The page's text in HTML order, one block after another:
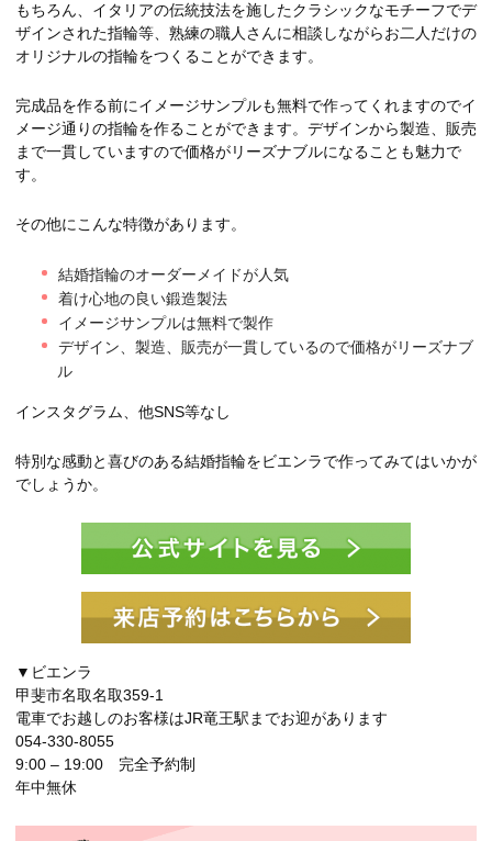
もちろん、イタリアの伝統技法を施したクラシックなモチーフでデ
ザインされた指輪等、熟練の職人さんに相談しながらお二人だけの
オリジナルの指輪をつくることができます。
完成品を作る前にイメージサンプルも無料で作ってくれますのでイ
メージ通りの指輪を作ることができます。デザインから製造、販売
まで一貫していますので価格がリーズナブルになることも魅力で
す。
その他にこんな特徴があります。
結婚指輪のオーダーメイドが人気
着け心地の良い鍛造製法
イメージサンプルは無料で製作
デザイン、製造、販売が一貫しているので価格がリーズナブ
ル
インスタグラム、他SNS等なし
特別な感動と喜びのある結婚指輪をビエンラで作ってみてはいかが
でしょうか。
▼ビエンラ
甲斐市名取名取359-1
電車でお越しのお客様はJR竜王駅までお迎があります
054-330-8055
9:00 – 19:00 完全予約制
年中無休